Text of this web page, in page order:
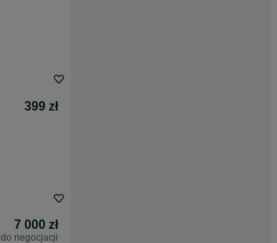
399 zł
7 000 zł
do negocjacji